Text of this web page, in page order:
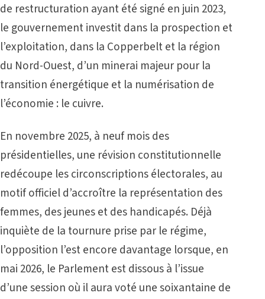
de restructuration ayant été signé en juin 2023,
le gouvernement investit dans la prospection et
l’exploitation, dans la Copperbelt et la région
du Nord-Ouest, d’un minerai majeur pour la
transition énergétique et la numérisation de
l’économie : le cuivre.
En novembre 2025, à neuf mois des
présidentielles, une révision constitutionnelle
redécoupe les circonscriptions électorales, au
motif officiel d’accroître la représentation des
femmes, des jeunes et des handicapés. Déjà
inquiète de la tournure prise par le régime,
l’opposition l’est encore davantage lorsque, en
mai 2026, le Parlement est dissous à l’issue
d’une session où il aura voté une soixantaine de